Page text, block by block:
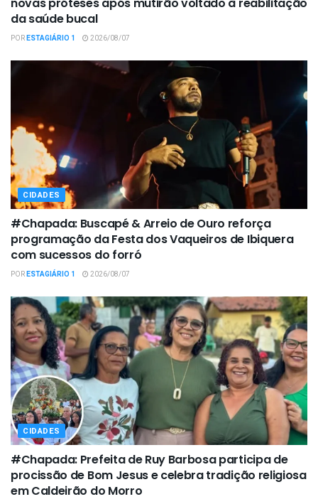
da saúde bucal
PORESTAGIÁRIO 1 2026/08/07
CIDADES
#Chapada: Buscapé & Arreio de Ouro reforça
programação da Festa dos Vaqueiros de Ibiquera
com sucessos do forró
PORESTAGIÁRIO 1 2026/08/07
CIDADES
#Chapada: Prefeita de Ruy Barbosa participa de
procissão de Bom Jesus e celebra tradição religiosa
em Caldeirão do Morro